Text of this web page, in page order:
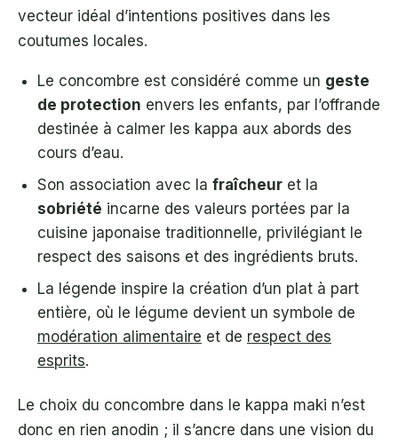
vecteur idéal d’intentions positives dans les
coutumes locales.
Le concombre est considéré comme un geste
de protection envers les enfants, par l’offrande
destinée à calmer les kappa aux abords des
cours d’eau.
Son association avec la fraîcheur et la
sobriété incarne des valeurs portées par la
cuisine japonaise traditionnelle, privilégiant le
respect des saisons et des ingrédients bruts.
La légende inspire la création d’un plat à part
entière, où le légume devient un symbole de
modération alimentaire et de respect des
esprits.
Le choix du concombre dans le kappa maki n’est
donc en rien anodin ; il s’ancre dans une vision du